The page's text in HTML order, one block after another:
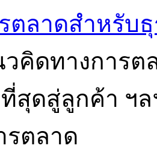
ตลาดสำหรั
คิดทางการต
สุดสู่ลูกค้า ฯล